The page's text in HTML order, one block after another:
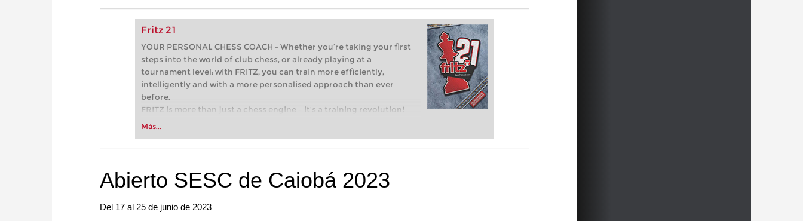
Fritz 21
YOUR PERSONAL CHESS COACH - Whether you’re taking your first
steps into the world of club chess, or already playing at a
tournament level: with FRITZ, you can train more efficiently,
intelligently and with a more personalised approach than ever
before.
FRITZ is more than just a chess engine – it’s a training revolution!
Whether you’re taking your first steps into the world of club chess,
more efficiently, intelligently and with a more personalised
Más...
Abierto SESC de Caiobá 2023
Del 17 al 25 de junio de 2023